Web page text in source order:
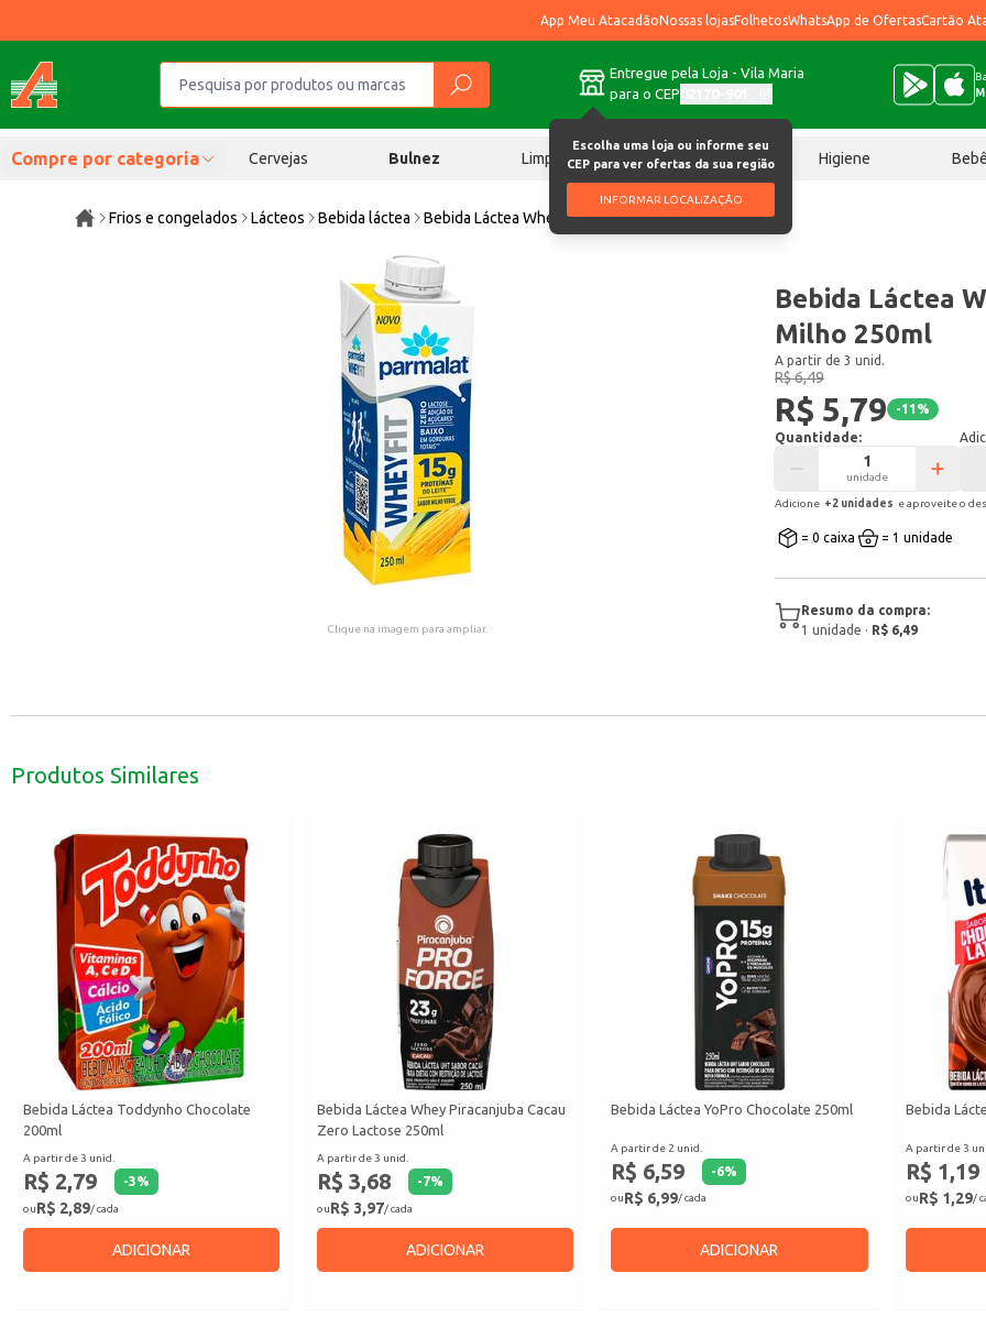
App Meu AtacadãoNossas lojasFolhetosWhatsApp de OfertasCartão
Entregue pela Loja - Vila Maria
para o CEP
Escolha uma loja ou informe seu
CEP para ver ofertas da sua região
INFORMAR LOCALIZAÇÃO
Compre por categoria Cervejas Bulnez Limpeza Chocolates Higiene
Frios e congelados Lácteos Bebida láctea Bebida Láctea Wheyfit Parmalat Milho 250ml
Clique na imagem para ampliar.
Bebida Láctea
Milho 250ml
A partir de 3 unid.
R$ 6,49
R$ 5,79 -11 %
Quantidade:
unidade
Adicione +2 unidades e aproveite o
= 0 caixa = 1 unidade
Resumo da compra:
1 unidade · R$ 6,49
Produtos Similares
Bebida Láctea Toddynho Chocolate
200ml
A partir de 3 unid.
R$ 2,79 -3%
ouR$ 2,89/ cada
ADICIONAR
Bebida Láctea Whey Piracanjuba Cacau
Zero Lactose 250ml
A partir de 3 unid.
R$ 3,68 -7%
ouR$ 3,97/ cada
ADICIONAR
Bebida Láctea YoPro Chocolate 250ml
A partir de 2 unid.
R$ 6,59 -6%
ouR$ 6,99/ cada
ADICIONAR
Bebida
A partir de 3
R$ 1,19
ouR$ 1,29/